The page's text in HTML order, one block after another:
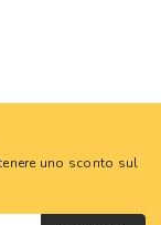
uno sconto sul